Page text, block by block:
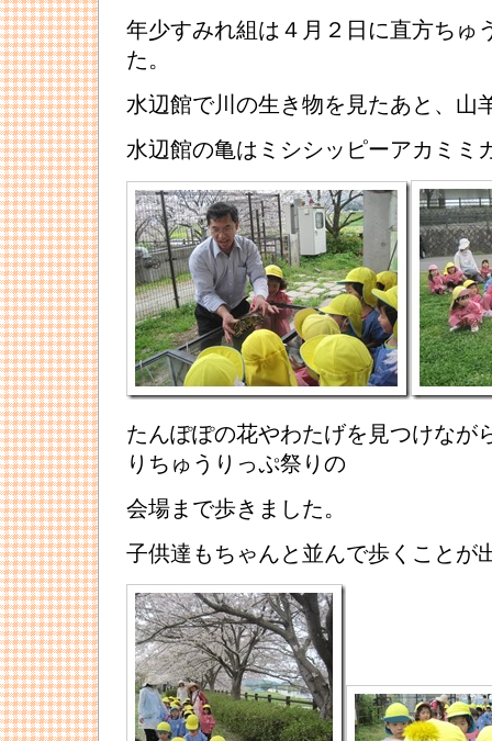
年少すみれ組は４月２日に直方ちゅ
た。
水辺館で川の生き物を見たあと、山
水辺館の亀はミシシッピーアカミミ
たんぽぽの花やわたげを見つけなが
りちゅうりっぷ祭りの
会場まで歩きました。
子供達もちゃんと並んで歩くことが